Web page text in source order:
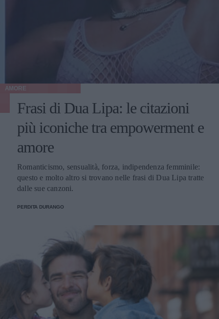
AMORE
Frasi di Dua Lipa: le citazioni
più iconiche tra empowerment e
amore
Romanticismo, sensualità, forza, indipendenza femminile:
questo e molto altro si trovano nelle frasi di Dua Lipa tratte
dalle sue canzoni.
PERDITA DURANGO